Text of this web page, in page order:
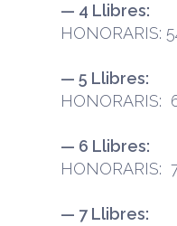
— 4 Llibres:
HONORARIS:
— 5 Llibres:
— 6 Llibres:
— 7 Llibres: